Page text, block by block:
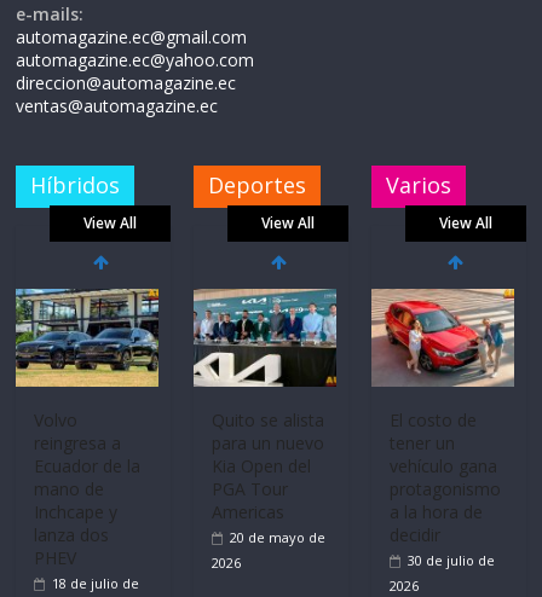
e-mails:
automagazine.ec@gmail.com
automagazine.ec@yahoo.com
direccion@automagazine.ec
ventas@automagazine.ec
Híbridos
View All
Volvo
reingresa a
Ecuador de la
mano de
Inchcape y
lanza dos
PHEV
18 de julio de
Deportes
View All
Quito se alista
para un nuevo
Kia Open del
PGA Tour
Americas
20 de mayo de
2026
Varios
View All
El costo de
tener un
vehículo gana
protagonismo
a la hora de
decidir
30 de julio de
2026